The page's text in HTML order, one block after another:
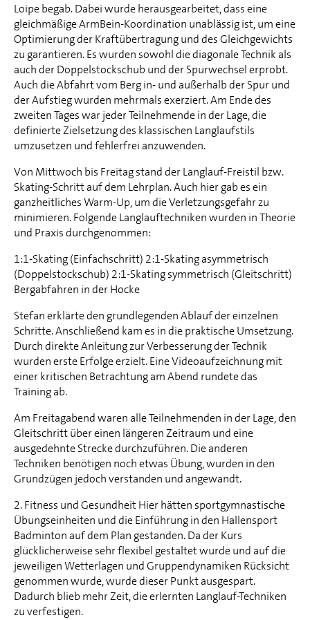
Loipe begab. Dabei wurde herausgearbeitet, dass eine
gleichmäßige ArmBein-Koordination unablässig ist, um eine
Optimierung der Kraftübertragung und des Gleichgewichts
zu garantieren. Es wurden sowohl die diagonale Technik als
auch der Doppelstockschub und der Spurwechsel erprobt.
Auch die Abfahrt vom Berg in- und außerhalb der Spur und
der Aufstieg wurden mehrmals exerziert. Am Ende des
zweiten Tages war jeder Teilnehmende in der Lage, die
definierte Zielsetzung des klassischen Langlaufstils
umzusetzen und fehlerfrei anzuwenden.
Von Mittwoch bis Freitag stand der Langlauf-Freistil bzw.
Skating-Schritt auf dem Lehrplan. Auch hier gab es ein
ganzheitliches Warm-Up, um die Verletzungsgefahr zu
minimieren. Folgende Langlauftechniken wurden in Theorie
und Praxis durchgenommen:
1:1-Skating (Einfachschritt) 2:1-Skating asymmetrisch
(Doppelstockschub) 2:1-Skating symmetrisch (Gleitschritt)
Bergabfahren in der Hocke
Stefan erklärte den grundlegenden Ablauf der einzelnen
Schritte. Anschließend kam es in die praktische Umsetzung.
Durch direkte Anleitung zur Verbesserung der Technik
wurden erste Erfolge erzielt. Eine Videoaufzeichnung mit
einer kritischen Betrachtung am Abend rundete das
Training ab.
Am Freitagabend waren alle Teilnehmenden in der Lage, den
Gleitschritt über einen längeren Zeitraum und eine
ausgedehnte Strecke durchzuführen. Die anderen
Techniken benötigen noch etwas Übung, wurden in den
Grundzügen jedoch verstanden und angewandt.
2. Fitness und Gesundheit Hier hätten sportgymnastische
Übungseinheiten und die Einführung in den Hallensport
Badminton auf dem Plan gestanden. Da der Kurs
glücklicherweise sehr flexibel gestaltet wurde und auf die
jeweiligen Wetterlagen und Gruppendynamiken Rücksicht
genommen wurde, wurde dieser Punkt ausgespart.
Dadurch blieb mehr Zeit, die erlernten Langlauf-Techniken
zu verfestigen.